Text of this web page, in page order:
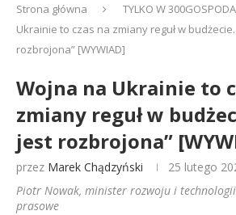
Strona główna TYLKO W
Ukrainie to czas na zmiany reguł w
rozbrojona” [WYWIAD]
Wojna na Ukrainie to
zmiany reguł w
jest rozbrojona”
przez Marek Chądzyński
25 lutego
Piotr Nowak, minister rozwoju i
prasowe